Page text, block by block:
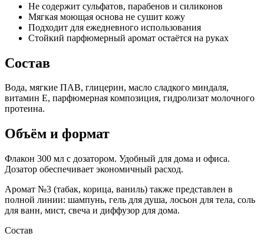
Не содержит сульфатов, парабенов и силиконов
Мягкая моющая основа не сушит кожу
Подходит для ежедневного использования
Стойкий парфюмерный аромат остаётся на руках
Состав
Вода, мягкие ПАВ, глицерин, масло сладкого миндаля,
витамин Е, парфюмерная композиция, гидролизат молочного
протеина.
Объём и формат
Флакон 300 мл с дозатором. Удобный для дома и офиса.
Дозатор обеспечивает экономичный расход.
Аромат №3 (табак, корица, ваниль) также представлен в
полной линии: шампунь, гель для душа, лосьон для тела, соль
для ванн, мист, свеча и диффузор для дома.
Состав